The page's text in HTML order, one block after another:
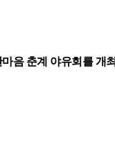
음 춘계 야유회를 개